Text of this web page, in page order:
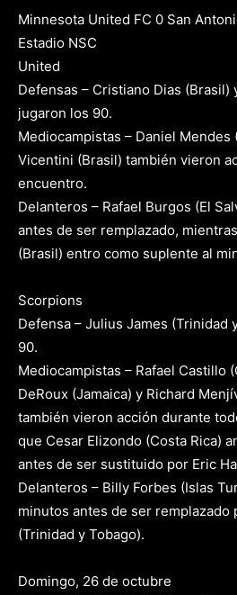
Minnesota United FC 0 San
Estadio NSC
United
Defensas – Cristiano Dias (Brasil)
jugaron los 90.
Mediocampistas – Daniel Mendes
Vicentini (Brasil) también vieron
encuentro.
Delanteros – Rafael Burgos (El
antes de ser remplazado,
(Brasil) entro como suplente al
Scorpions
Defensa – Julius James (Trinidad
90.
Mediocampistas – Rafael Castillo
DeRoux (Jamaica) y Richard
también vieron acción durante
que Cesar Elizondo (Costa Rica)
antes de ser sustituido por Eric
Delanteros – Billy Forbes (Islas
minutos antes de ser remplazado
(Trinidad y Tobago).
Domingo, 26 de octubre